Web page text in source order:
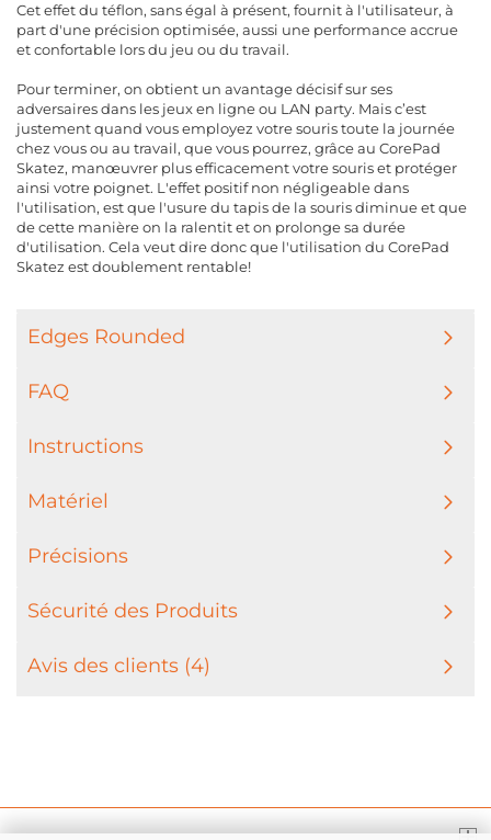
Cet effet du téflon, sans égal à présent, fournit à l'utilisateur, à
part d'une précision optimisée, aussi une performance accrue
et confortable lors du jeu ou du travail.
Pour terminer, on obtient un avantage décisif sur ses
adversaires dans les jeux en ligne ou LAN party. Mais c’est
justement quand vous employez votre souris toute la journée
chez vous ou au travail, que vous pourrez, grâce au CorePad
Skatez, manœuvrer plus efficacement votre souris et protéger
ainsi votre poignet. L'effet positif non négligeable dans
l'utilisation, est que l'usure du tapis de la souris diminue et que
de cette manière on la ralentit et on prolonge sa durée
d'utilisation. Cela veut dire donc que l'utilisation du CorePad
Skatez est doublement rentable!
Edges Rounded
FAQ
Instructions
Matériel
Précisions
Sécurité des Produits
Avis des clients (4)